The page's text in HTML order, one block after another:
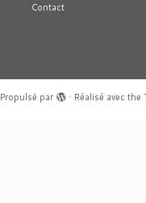
Contact
Propulsé par · Réalisé avec the